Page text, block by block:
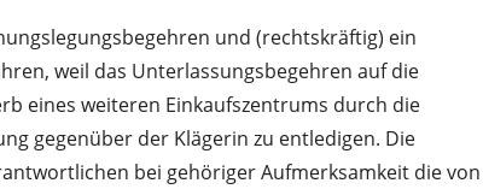
und (rechtskräftig) ein
weil das Unterlassungsbegehren auf die
eines weiteren Einkaufszentrums durch die
gegenüber der Klägerin zu entledigen. Die
bei gehöriger Aufmerksamkeit die von